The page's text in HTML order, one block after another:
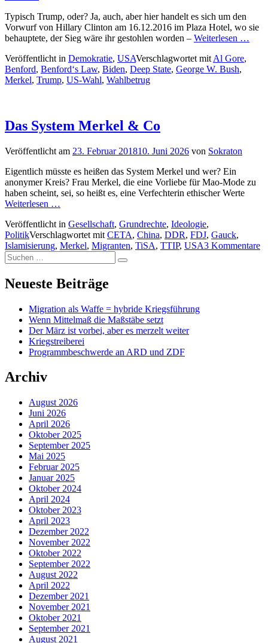
Typisch Trump, oder? Ja, auch, aber hier handelt es sich um den
Vorwurf von Hillary Clinton am 16.12.2016 im Plaza Hotel, wo sie
behauptete, der Sieg wäre ihr gestohlen worden – Weiterlesen …
Veröffentlicht in Demokratie, USAVerschlagwortet mit Al Gore,
Benford, Benford‘s Law, Biden, Deep State, George W. Bush,
Merkel, Trump, US-Wahl, Wahlbetrug
Das System Merkel & Co
Veröffentlicht am 23. Februar 201810. Juni 2026 von Sokraton
Eigentlich müsste es heißen das System Merkel und wer? Ein
anonymer Kreis? Frau Merkel, die eine Vorliebe für Mao-Mode zu
haben scheint, sei, so heißt es, eine Verfechterin ethischer Werte
Weiterlesen …
Veröffentlicht in Gesellschaft, Grundrechte, Ideologie,
PolitikVerschlagwortet mit CETA, China, DDR, FDJ, Gauck,
Islamisierung, Merkel, Migranten, TiSA, TTIP, USA3 Kommentare
Suchen
nach:
Suchen
Neueste Beiträge
Migration als Waffe = hybride Kriegsführung
Wenn Mittelmaß die Maßstäbe setzt
Der März ist vorbei, aber es merzelt weiter
Kriegstreiberei
Programmbeschwerde an ARD und ZDF
Archiv
August 2026
Juni 2026
April 2026
Oktober 2025
September 2025
Mai 2025
Februar 2025
Januar 2025
Oktober 2024
April 2024
Oktober 2023
April 2023
Dezember 2022
November 2022
Oktober 2022
September 2022
August 2022
April 2022
Dezember 2021
November 2021
Oktober 2021
September 2021
August 2021